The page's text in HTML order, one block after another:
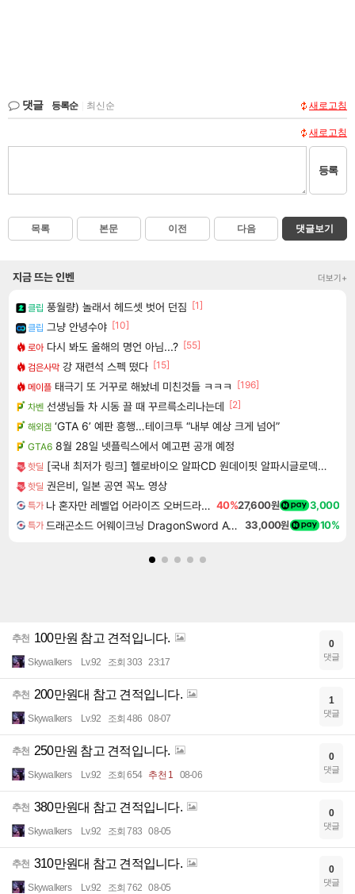
댓글 등록순 최신순 새로고침
새로고침
등록
목록 본문 이전 다음 댓글보기
지금 뜨는 인벤 더보기+
클립 풍월량) 놀래서 헤드셋 벗어 던짐 [1]
클립 그냥 안녕수야 [10]
로아 다시 봐도 올해의 명언 아님...? [55]
검은사막 강 재련석 스펙 떴다 [15]
메이플 태극기 또 거꾸로 해놨네 미친것들 ㅋㅋㅋ
[196]
차벤 선생님들 차 시동 끌 때 꾸르륵소리나는데 [2]
해외겜 ‘GTA 6’ 예판 흥행…테이크투 “내부 예상 크게 넘어”
GTA6 8월 28일 넷플릭스에서 예고편 공개 예정
핫딜 [국내 최저가 링크] 헬로바이오 알파CD 원데이핏 알파시글로덱스트린, 3g, 14포, 12개
핫딜 권은비, 일본 공연 꼭노 영상
특가 나 혼자만 레벨업 어라이즈 오버드라이브 Solo Leveling Arise 40%27,600원 3,000
특가 드래곤소드 어웨이크닝 DragonSword Awakening 33,000원 10%
추천 100만원 참고 견적입니다.
Skywalkers Lv.92 조회 303 23:17
0
댓글
추천 200만원대 참고 견적입니다.
Skywalkers Lv.92 조회 486 08-07
1
댓글
추천 250만원 참고 견적입니다.
Skywalkers Lv.92 조회 654 추천 1 08-06
0
댓글
추천 380만원대 참고 견적입니다.
Skywalkers Lv.92 조회 783 08-05
0
댓글
추천 310만원대 참고 견적입니다.
Skywalkers Lv.92 조회 762 08-05
0
댓글